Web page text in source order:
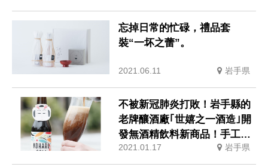
忘掉日常的忙碌，禮品套
裝“一坏之蕾”。
2021.06.11 岩手県
不被新冠肺炎打敗！岩手縣的
老牌釀酒廠｢世嬉之一酒造｣開
發無酒精飲料新商品！手工精
釀可樂｢KOHARU COLA｣
2021.01.17 岩手県